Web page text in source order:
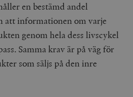
en bestämd andel
att informationen om varje
genom hela dess livscykel
Samma krav är på väg för
som säljs på den inre